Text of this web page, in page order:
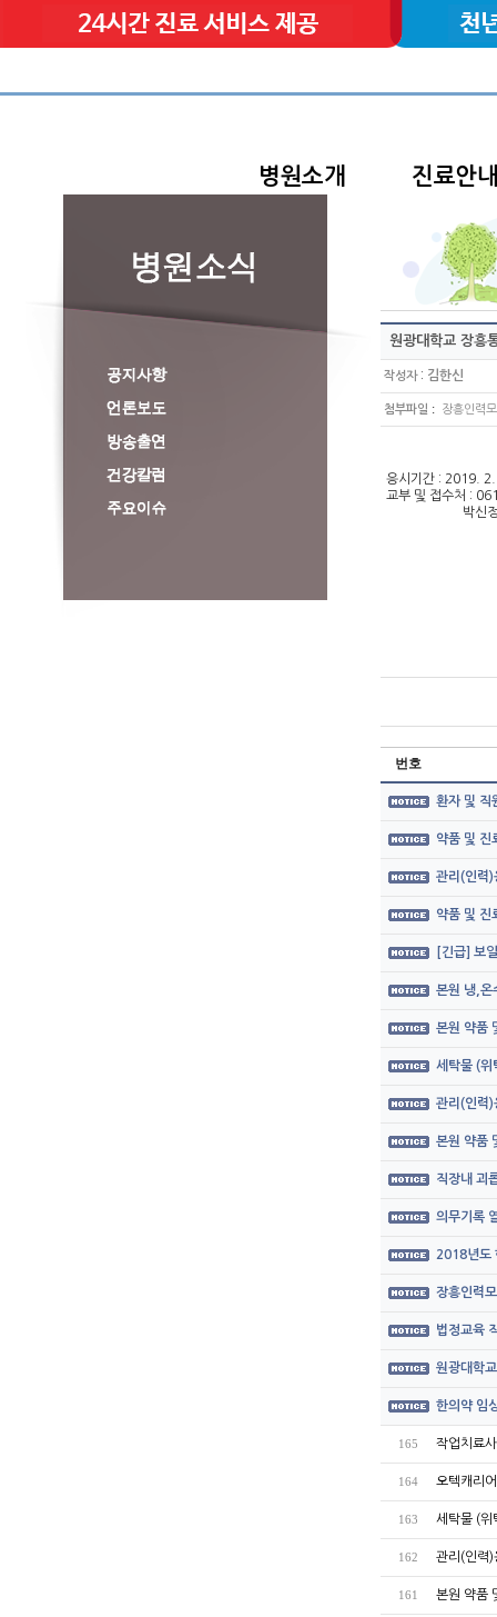
병원소개 진료안내
원광대학교 장흥
작성자: 김한신
첨부파일 : 장흥인력
응시기간 : 2019.
교부 및 접수처 :
박신정 계
번호
환자 및 직
약품 및 진
관리(인력)
약품 및 진
[긴급] 보
본원 냉,온
본원 약품
세탁물 (위
관리(인력)
본원 약품
직장내 괴
의무기록
2018년도
장흥인력
법정교육
원광대학
한의약 임
165 작업치료
164 오텍캐리
163 세탁물 (위
162 관리(인력)
161 본원 약품